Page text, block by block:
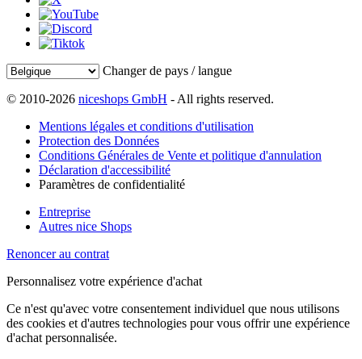
Changer de pays / langue
© 2010-2026 niceshops GmbH - All rights reserved.
Mentions légales et conditions d'utilisation
Protection des Données
Conditions Générales de Vente et politique d'annulation
Déclaration d'accessibilité
Paramètres de confidentialité
Entreprise
Autres nice Shops
Renoncer au contrat
Personnalisez votre expérience d'achat
Ce n'est qu'avec votre consentement individuel que nous utilisons
des cookies et d'autres technologies pour vous offrir une expérience
d'achat personnalisée.